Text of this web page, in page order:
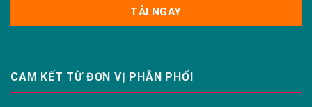
CAM KẾT TỪ ĐƠN VỊ PHÂN PHỐI